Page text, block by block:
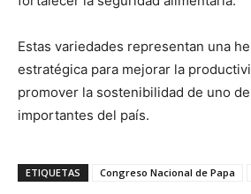
Estas variedades representan una
estratégica para mejorar la
promover la sostenibilidad de uno
importantes del país.
ETIQUETAS Congreso Nacional de Papa